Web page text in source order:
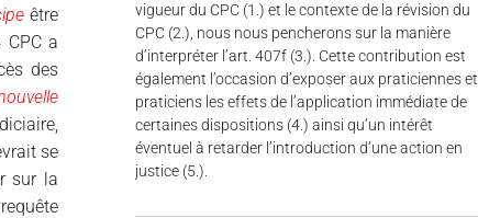
être
a
des
se
sur la
vigueur du CPC (1.) et le contexte de la révision du
CPC (2.), nous nous pencherons sur la manière
d’interpréter l’art. 407f (3.). Cette contribution est
également l’occasion d’exposer aux praticiennes et
praticiens les effets de l’application immédiate de
certaines dispositions (4.) ainsi qu’un intérêt
éventuel à retarder l’introduction d’une action en
justice (5.).